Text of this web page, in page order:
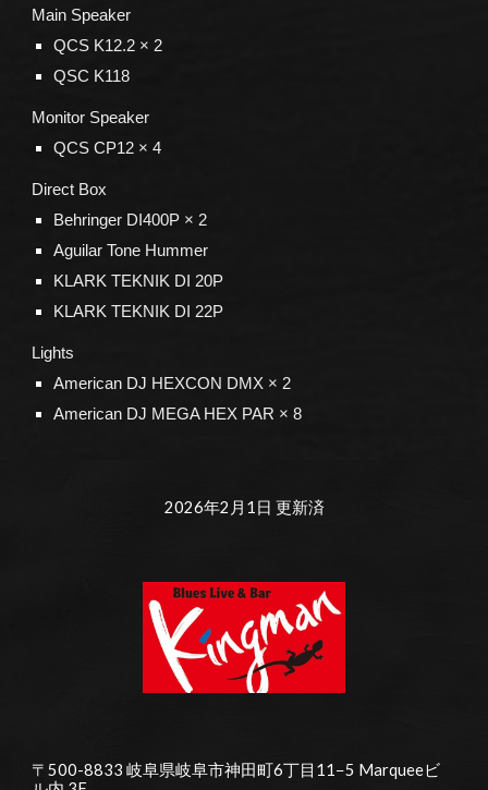
Main Speaker
QCS K12.2 × 2
QSC K118
Monitor Speaker
QCS CP12 ×4
Direct Box
Behringer DI400P × 2
Aguilar Tone Hummer
KLARK TEKNIK DI 20P
KLARK TEKNIK DI 22P
Lights
American DJ HEXCON DMX × 2
American DJ MEGA HEX PAR × 8
2026年2 月 1 日 更新済
〒500-8833 岐阜県岐阜市神田町6丁目11−5 Marqueeビ